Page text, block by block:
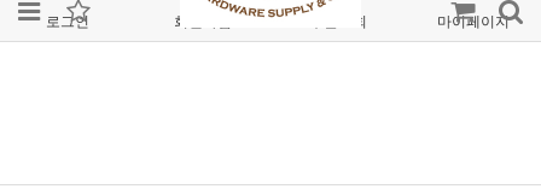
로그인 회원가입 주문조회 마이페이지